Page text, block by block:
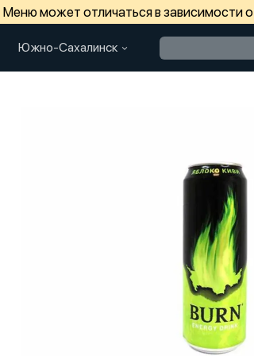
Меню может отличаться в зависимости
Южно-Сахалинск